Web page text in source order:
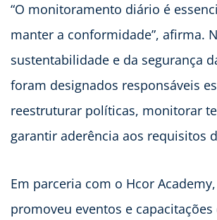
“O monitoramento diário é
manter a conformidade”, afirma.
sustentabilidade e da segurança
foram designados responsáveis
reestruturar políticas, monitorar
garantir aderência aos requisitos
Em parceria com o Hcor
promoveu eventos e capacitações